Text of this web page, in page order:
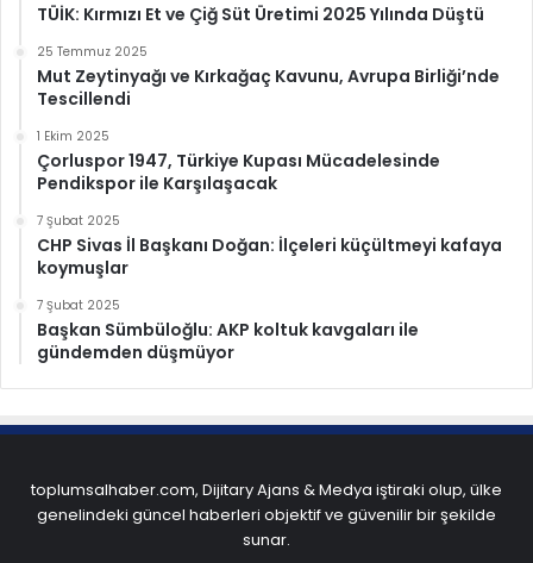
TÜİK: Kırmızı Et ve Çiğ Süt Üretimi 2025 Yılında Düştü
25 Temmuz 2025
Mut Zeytinyağı ve Kırkağaç Kavunu, Avrupa Birliği’nde
Tescillendi
1 Ekim 2025
Çorluspor 1947, Türkiye Kupası Mücadelesinde
Pendikspor ile Karşılaşacak
7 Şubat 2025
CHP Sivas İl Başkanı Doğan: İlçeleri küçültmeyi kafaya
koymuşlar
7 Şubat 2025
Başkan Sümbüloğlu: AKP koltuk kavgaları ile
gündemden düşmüyor
toplumsalhaber.com, Dijitary Ajans & Medya iştiraki olup, ülke
genelindeki güncel haberleri objektif ve güvenilir bir şekilde
sunar.